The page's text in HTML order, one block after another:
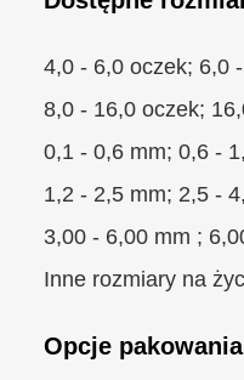
4,0 - 6,0 oczek; 6,0
8,0 - 16,0 oczek;
0,1 - 0,6 mm; 0,6 -
1,2 - 2,5 mm; 2,5 -
3,00 - 6,00 mm ;
Inne rozmiary na
Opcje